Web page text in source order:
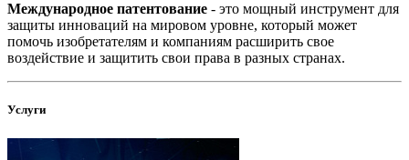
Международное патентование - это мощный инструмент для
защиты инноваций на мировом уровне, который может
помочь изобретателям и компаниям расширить свое
воздействие и защитить свои права в разных странах.
Услуги